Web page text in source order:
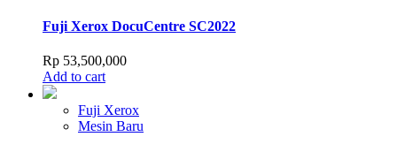
Fuji Xerox DocuCentre SC2022
Rp 53,500,000
Add to cart
Fuji Xerox
Mesin Baru